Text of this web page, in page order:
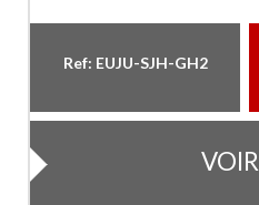
Ref: EUJU-SJH-GH2
VOIR